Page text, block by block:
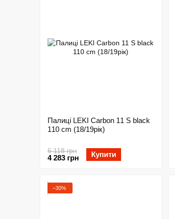
Палиці LEKI Carbon 11 S black
110 cm (18/19рік)
6 118 грн
4 283 грн Купити
−30%